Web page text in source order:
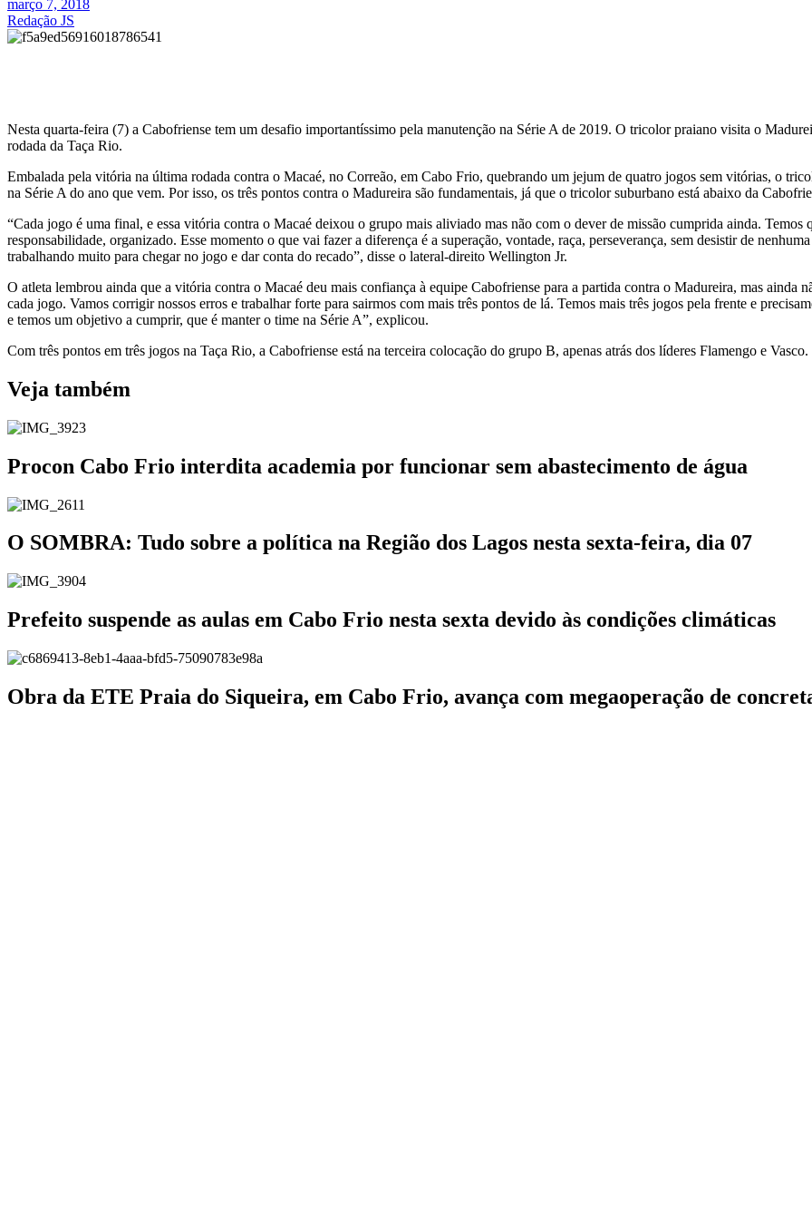
março 7, 2018
Redação JS
Nesta quarta-feira (7) a Cabofriense tem um desafio importantíssimo pela manutenção na Série A de 2019. O tricolor praiano visita o
rodada da Taça Rio.
Embalada pela vitória na última rodada contra o Macaé, no Correão, em Cabo Frio, quebrando um jejum de quatro jogos sem vitórias, o
na Série A do ano que vem. Por isso, os três pontos contra o Madureira são fundamentais, já que o tricolor suburbano está abaixo da
“Cada jogo é uma final, e essa vitória contra o Macaé deixou o grupo mais aliviado mas não com o dever de missão cumprida ainda.
responsabilidade, organizado. Esse momento o que vai fazer a diferença é a superação, vontade, raça, perseverança, sem desistir de
trabalhando muito para chegar no jogo e dar conta do recado”, disse o lateral-direito Wellington Jr.
O atleta lembrou ainda que a vitória contra o Macaé deu mais confiança à equipe Cabofriense para a partida contra o Madureira, mas ainda
cada jogo. Vamos corrigir nossos erros e trabalhar forte para sairmos com mais três pontos de lá. Temos mais três jogos pela frente e
e temos um objetivo a cumprir, que é manter o time na Série A”, explicou.
Com três pontos em três jogos na Taça Rio, a Cabofriense está na terceira colocação do grupo B, apenas atrás dos líderes Flamengo e Vasco.
Veja também
Procon Cabo Frio interdita academia por funcionar sem abastecimento de água
O SOMBRA: Tudo sobre a política na Região dos Lagos nesta sexta-feira, dia 07
Prefeito suspende as aulas em Cabo Frio nesta sexta devido às condições climáticas
Obra da ETE Praia do Siqueira, em Cabo Frio, avança com megaoperação de